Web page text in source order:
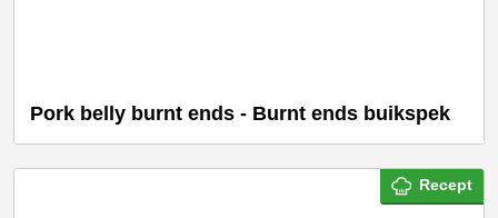
Pork belly burnt ends - Burnt ends buikspek
Recept